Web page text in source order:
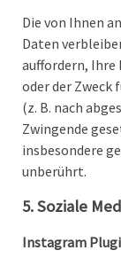
Die von Ihnen
Daten
auffordern, Ihre
oder der
(z. B. nach
Zwingende
insbesondere
unberührt.
5. Soziale
Instagram